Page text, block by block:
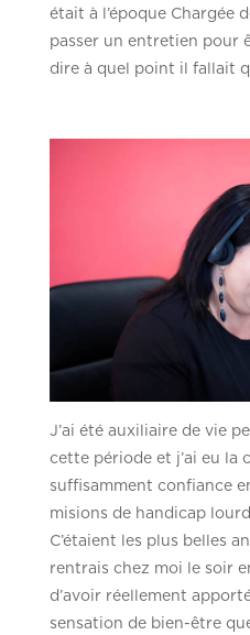
était à l’époque Chargée
passer un entretien pour
dire à quel point il fallait
J’ai été auxiliaire de vie
cette période et j’ai eu la
suffisamment confiance
misions de handicap
C’étaient les plus belles
rentrais chez moi le soir
d’avoir réellement
sensation de bien-être